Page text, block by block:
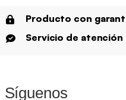
Producto con
Servicio de atención
Síguenos